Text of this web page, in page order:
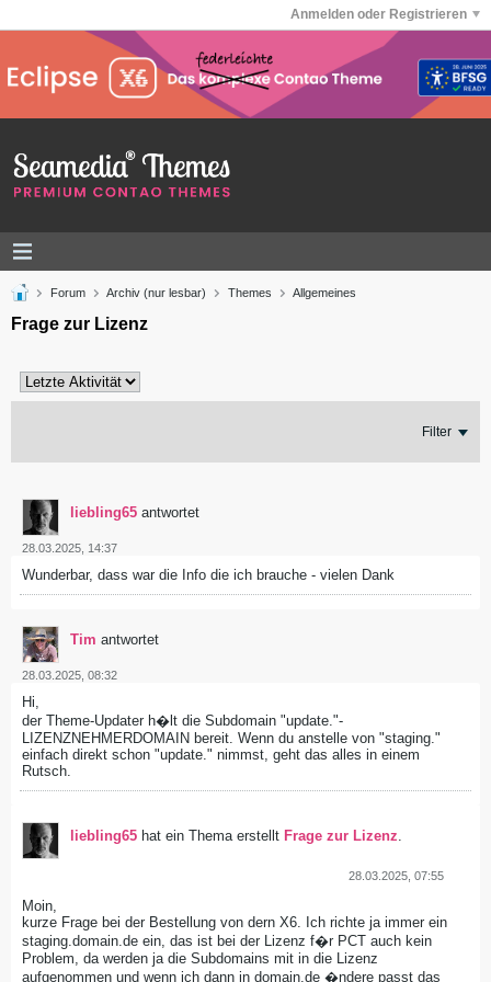
Anmelden oder Registrieren
Forum Archiv (nur lesbar) Themes Allgemeines
Frage zur Lizenz
Filter
liebling65 antwortet
28.03.2025, 14:37
Wunderbar, dass war die Info die ich brauche - vielen Dank
Tim antwortet
28.03.2025, 08:32
Hi,
der Theme-Updater h�lt die Subdomain "update."-
LIZENZNEHMERDOMAIN bereit. Wenn du anstelle von "staging."
einfach direkt schon "update." nimmst, geht das alles in einem
Rutsch.
liebling65 hat ein Thema erstellt Frage zur Lizenz
28.03.2025, 07:55
Moin,
kurze Frage bei der Bestellung von dern X6. Ich richte ja immer ein
staging.domain.de ein, das ist bei der Lizenz f�r PCT auch kein
Problem, da werden ja die Subdomains mit in die Lizenz
aufgenommen und wenn ich dann in domain.de �ndere passt das